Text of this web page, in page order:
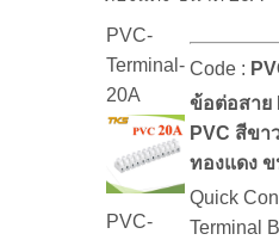
PVC-
Terminal-
20A
PVC-
Code :
ข้อต่อสาย
PVC สีขา
ทองแดง
Quick
Terminal